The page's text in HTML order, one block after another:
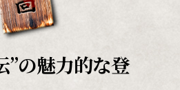
”の魅力的な登